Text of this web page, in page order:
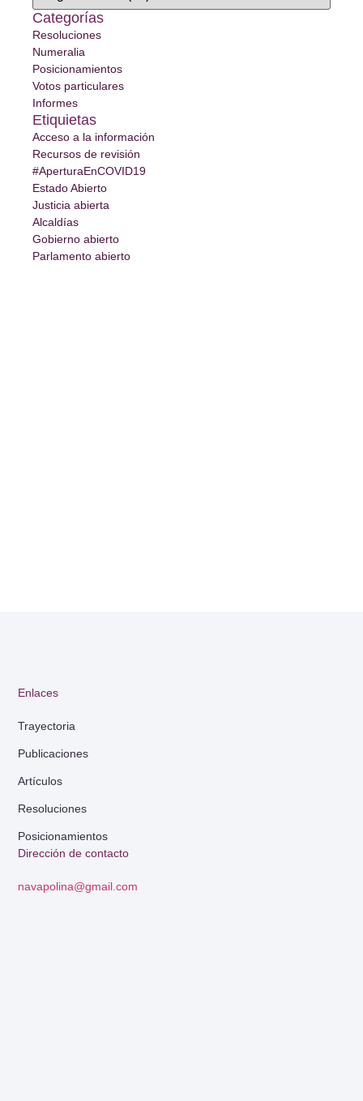
Categorías
Resoluciones
Numeralia
Posicionamientos
Votos particulares
Informes
Etiquietas
Acceso a la información
Recursos de revisión
#AperturaEnCOVID19
Estado Abierto
Justicia abierta
Alcaldías
Gobierno abierto
Parlamento abierto
Dirección de contacto
navapolina@gmail.com
Enlaces
Trayectoria
Publicaciones
Artículos
Resoluciones
Posicionamientos